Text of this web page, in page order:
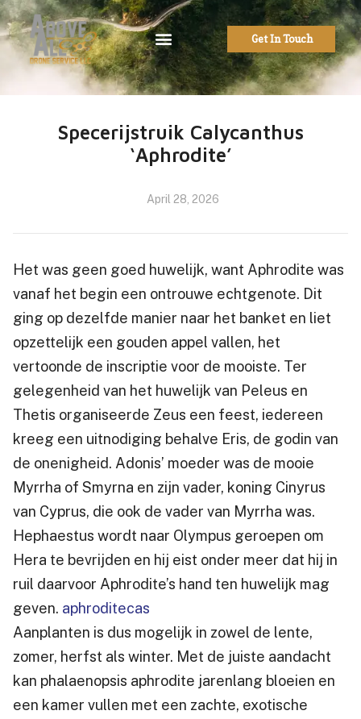
Get In Touch
Specerijstruik Calycanthus
‘Aphrodite’
April 28, 2026
Het was geen goed huwelijk, want Aphrodite was
vanaf het begin een ontrouwe echtgenote. Dit
ging op dezelfde manier naar het banket en liet
opzettelijk een gouden appel vallen, het
vertoonde de inscriptie voor de mooiste. Ter
gelegenheid van het huwelijk van Peleus en
Thetis organiseerde Zeus een feest, iedereen
kreeg een uitnodiging behalve Eris, de godin van
de onenigheid. Adonis’ moeder was de mooie
Myrrha of Smyrna en zijn vader, koning Cinyrus
van Cyprus, die ook de vader van Myrrha was.
Hephaestus wordt naar Olympus geroepen om
Hera te bevrijden en hij eist onder meer dat hij in
ruil daarvoor Aphrodite’s hand ten huwelijk mag
geven. aphroditecas
Aanplanten is dus mogelijk in zowel de lente,
zomer, herfst als winter. Met de juiste aandacht
kan phalaenopsis aphrodite jarenlang bloeien en
een kamer vullen met een zachte, exotische